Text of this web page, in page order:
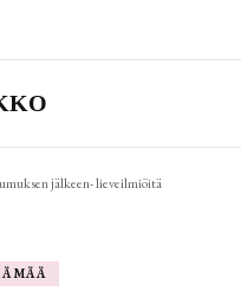
jälkeen- lieveilmiöitä